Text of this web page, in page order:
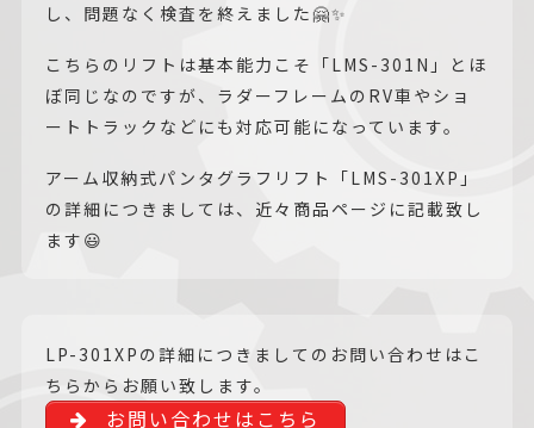
し、問題なく検査を終えました🤗✨
こちらのリフトは基本能力こそ「LMS-301N」とほ
ぼ同じなのですが、ラダーフレームのRV車やショ
ートトラックなどにも対応可能になっています。
アーム収納式パンタグラフリフト「LMS-301XP」
の詳細につきましては、近々商品ページに記載致し
ます😃
LP-301XPの詳細につきましてのお問い合わせはこ
ちらからお願い致します。
お問い合わせはこちら